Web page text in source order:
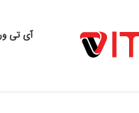
آی تی